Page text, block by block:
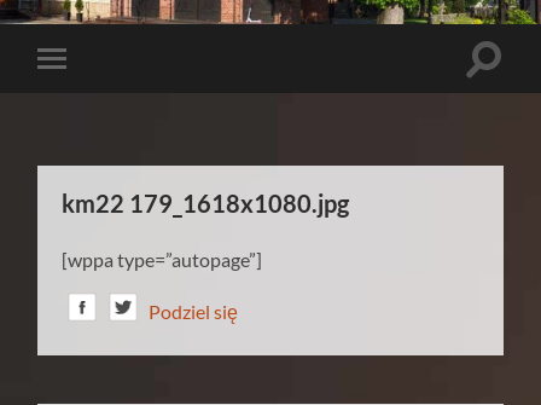
Toggle
Toggle
km22 179_1618x1080.jpg
[wppa type=”autopage”]
Podziel się